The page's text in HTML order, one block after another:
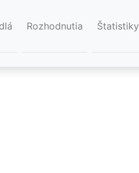
Rozhodnutia Štatistiky